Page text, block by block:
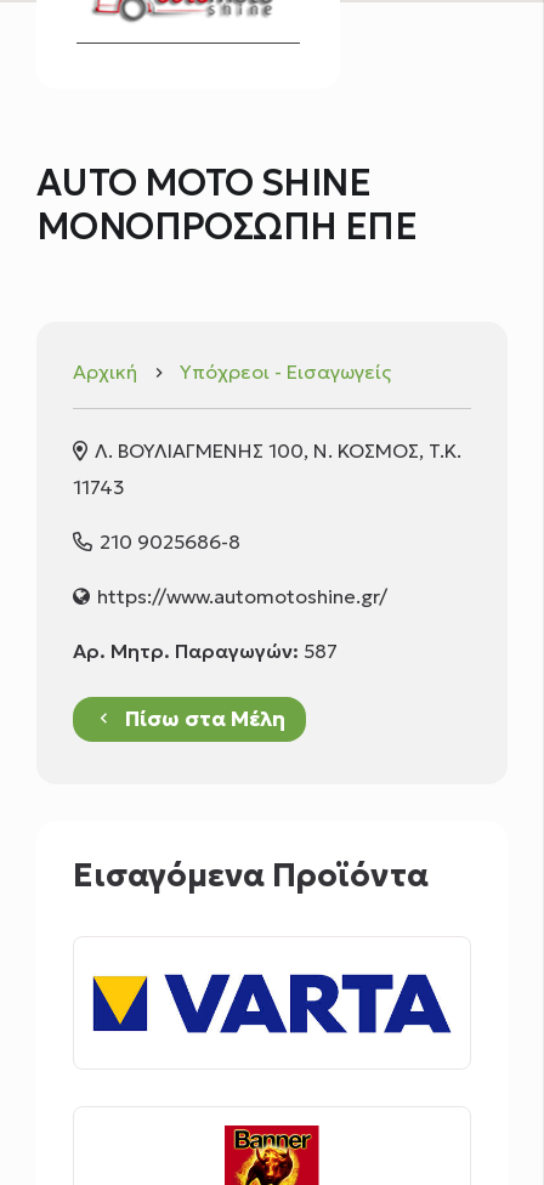
AUTO MOTO SHINE
ΜΟΝΟΠΡΟΣΩΠΗ ΕΠΕ
Αρχική keyboard_arrow_right Υπόχρεοι - Εισαγωγείς
Λ. ΒΟΥΛΙΑΓΜΕΝΗΣ 100, Ν. ΚΟΣΜΟΣ, T.K.
11743
210 9025686-8
https://www.automotoshine.gr/
Αρ. Μητρ. Παραγωγών: 587
keyboard_arrow_left Πίσω στα Μέλη
Εισαγόμενα Προϊόντα